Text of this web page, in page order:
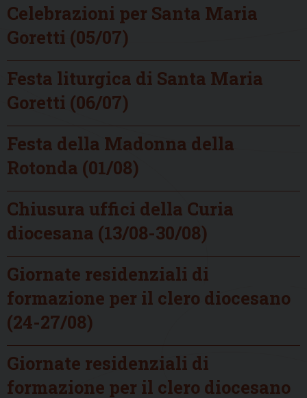
Celebrazioni per Santa Maria
Goretti (05/07)
Festa liturgica di Santa Maria
Goretti (06/07)
Festa della Madonna della
Rotonda (01/08)
Chiusura uffici della Curia
diocesana (13/08-30/08)
Giornate residenziali di
formazione per il clero diocesano
(24-27/08)
Giornate residenziali di
formazione per il clero diocesano